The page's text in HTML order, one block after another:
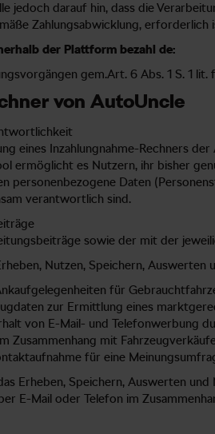
jedoch darauf hin, dass die
Zahlungsabwicklung, erforderlich
der Plattform bezahl de:
gem.Art. 6 Abs. 1 S. 1 lit.
von AutoUncle
eines Inzahlungnahme-Rechners
ermöglicht es Nutzern, ihr bisher
personenbezogene Daten
verantwortlich sind.
sowie der mit der
Nutzen, Speichern,
für
zur Ermittlung eines
von E-Mail- und Telefonwerbung
Zusammenhang mit
für eine
Erheben, Speichern, Auswerten
E-Mail oder Telefon im